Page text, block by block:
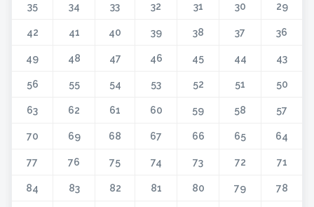
29
30
31
32
33
34
35
36
37
38
39
40
41
42
43
44
45
46
47
48
49
50
51
52
53
54
55
56
57
58
59
60
61
62
63
64
65
66
67
68
69
70
71
72
73
74
75
76
77
78
79
80
81
82
83
84